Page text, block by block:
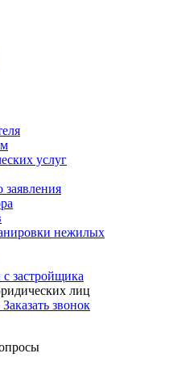
услуг
заявления
нежилых
застройщика
лиц
Заказать звонок